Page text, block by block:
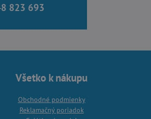
823 693
Všetko k nákupu
Obchodné podmienky
Reklamačný poriadok